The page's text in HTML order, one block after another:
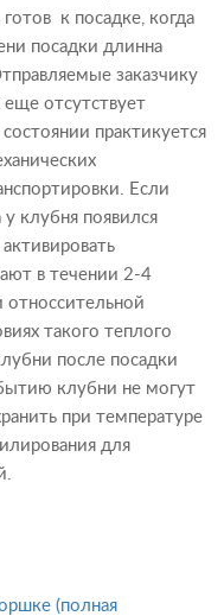
к посадке, когда
посадки длинна
заказчику
еще отсутствует
практикуется
Если
клубня появился
в течении 2-4
относсительной
такого теплого
после посадки
клубни не могут
при температуре
для
(полная